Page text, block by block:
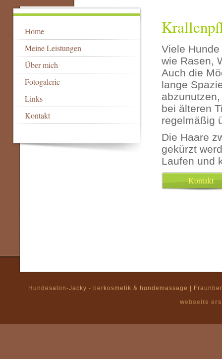
Home
Meine Leistungen
Über mich
Fotogalerie
Links
Kontakt
Viele
wie Rasen,
Auch die
lange
bei älteren
regelmäßig
Die Haare
gekürzt
Laufen und
Hundesalon-Jacky - tierkosmetik & hundemassage |
webseite